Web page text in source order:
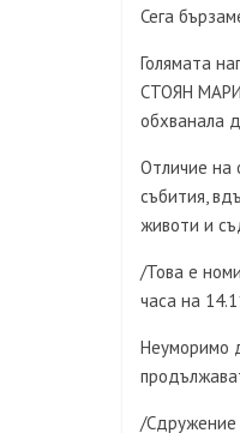
Сега
Голямата
СТОЯН
обхванала
Отличие на
събития,
животи и
/Това е
часа на
Неуморимо
/Сдружение